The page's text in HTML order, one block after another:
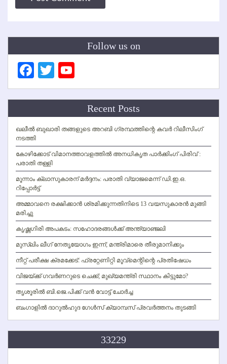
Follow us on
Facebook
Twitter
Channel
Recent Posts
ഖലീല്‍ ബുഖാരി തങ്ങളുടെ അറബി ഗ്രന്ഥത്തിന്റെ കവര്‍ റിലീസിംഗ്
നടത്തി
കോഴിക്കോട് വിമാനത്താവളത്തില്‍ അനധികൃത പാര്‍ക്കിംഗ് പിരിവ് :
പരാതി തള്ളി
മൂന്നാം ക്ലാസുകാരന് മര്‍ദ്ദനം: പരാതി വ്യാജമെന്ന് ഡി.ഇ.ഒ.
റിപ്പോര്‍ട്ട്
അമ്മാവനെ രക്ഷിക്കാന്‍ ശ്രമിക്കുന്നതിനിടെ 13 വയസുകാരന്‍ മുങ്ങി
മരിച്ചു
കൃഷ്ണഗിരി അപകടം: സഹോദരങ്ങള്‍ക്ക് അന്ത്യാഞ്ജലി
മുസ്ലിം ലീഗ് നേതൃയോഗം ഇന്ന്; മന്ത്രിമാരെ തീരുമാനിക്കും
നീറ്റ് പരീക്ഷ ക്രമക്കേട്: ഫ്രറ്റേണിറ്റി മൂവ്‌മെന്റിന്റെ പ്രതിഷേധം
വിജയ്ക്ക് ഗവര്‍ണറുടെ ചെക്ക്; മുഖ്യമന്ത്രി സ്ഥാനം കിട്ടുമോ?
തൃശൂരില്‍ ബി.ജെ.പിക്ക് വന്‍ വോട്ട് ചോര്‍ച്ച
ബംഗാളില്‍ ദാറുല്‍ഹുദ ഗേള്‍സ് ക്യാമ്പസ് പ്രവര്‍ത്തനം തുടങ്ങി
33229